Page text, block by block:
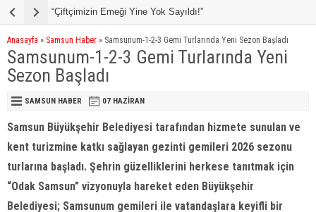
“Çiftçimizin Emeği Yine Yok Sayıldı!”
Büyükşehir İle Yaz Mevsimi Sporla İç İçe
Anasayfa » Samsun Haber » Samsunum-1-2-3 Gemi Turlarında Yeni Sezon Başladı
Samsunum-1-2-3 Gemi Turlarında Yeni
Sezon Başladı
SAMSUN HABER 07 HAZIRAN
Samsun Büyükşehir Belediyesi tarafından hizmete sunulan ve
kent turizmine katkı sağlayan gezinti gemileri 2026 sezonu
turlarına başladı. Şehrin güzelliklerini herkese tanıtmak için
“Odak Samsun” vizyonuyla hareket eden Büyükşehir
Belediyesi; Samsunum gemileri ile vatandaşlara keyifli bir